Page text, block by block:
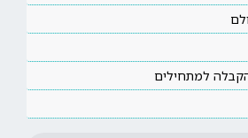
למתחילים